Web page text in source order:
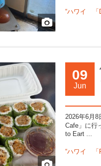
“ハワイ 「
09
Jun
2026年6月8
Cafe」に行
to Eart ...
“ハワイ 「